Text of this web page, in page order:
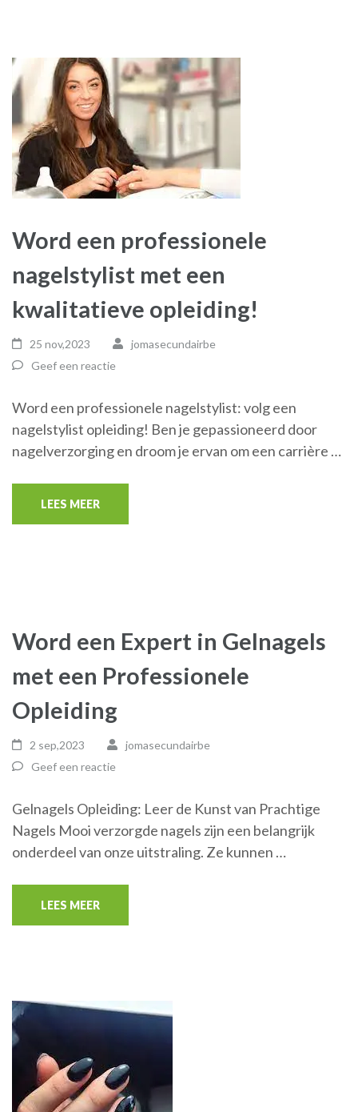
Word een professionele
nagelstylist met een
kwalitatieve opleiding!
25 nov,2023
jomasecundairbe
Geef een reactie
Word een professionele nagelstylist: volg een
nagelstylist opleiding! Ben je gepassioneerd door
nagelverzorging en droom je ervan om een ​​carrière …
LEES MEER
Word een Expert in Gelnagels
met een Professionele
Opleiding
2 sep,2023
jomasecundairbe
Geef een reactie
Gelnagels Opleiding: Leer de Kunst van Prachtige
Nagels Mooi verzorgde nagels zijn een belangrijk
onderdeel van onze uitstraling. Ze kunnen …
LEES MEER